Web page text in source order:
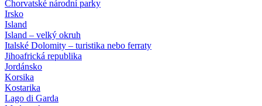
Chorvatské národní parky
Irsko
Island
Island – velký okruh
Italské Dolomity – turistika nebo ferraty
Jihoafrická republika
Jordánsko
Korsika
Kostarika
Lago di Garda